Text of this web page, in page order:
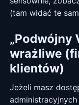
(tam widać te
„Podwójny
wrażliwe
klientów)
Jeżeli masz